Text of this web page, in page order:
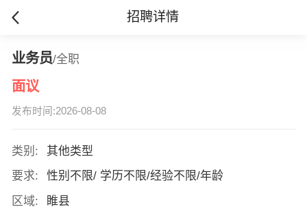
招聘详情
业务员/全职
面议
发布时间:2026-08-08
类别:
其他类型
要求:
性别不限/ 学历不限/经验不限/年龄
区域:
睢县